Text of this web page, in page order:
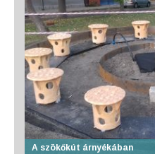
A szökőkút árnyékában